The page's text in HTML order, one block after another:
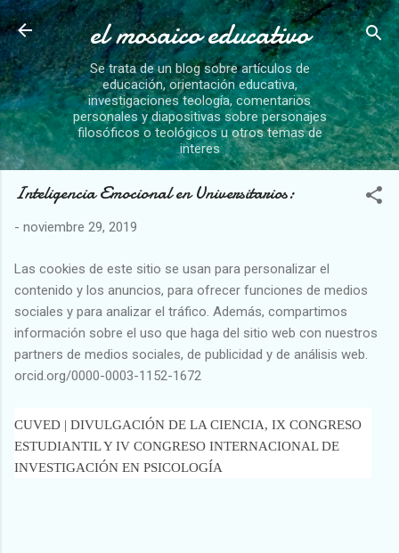
el mosaico educativo
Se trata de un blog sobre artículos de
educación, orientación educativa,
investigaciones teología, comentarios
personales y diapositivas sobre personajes
filosóficos o teológicos u otros temas de
interes
Inteligencia Emocional en Universitarios:
- noviembre 29, 2019
Las cookies de este sitio se usan para personalizar el
contenido y los anuncios, para ofrecer funciones de medios
sociales y para analizar el tráfico. Además, compartimos
información sobre el uso que haga del sitio web con nuestros
partners de medios sociales, de publicidad y de análisis web.
orcid.org/0000-0003-1152-1672
CUVED | DIVULGACIÓN DE LA CIENCIA, IX CONGRESO
ESTUDIANTIL Y IV CONGRESO INTERNACIONAL DE
INVESTIGACIÓN EN PSICOLOGÍA